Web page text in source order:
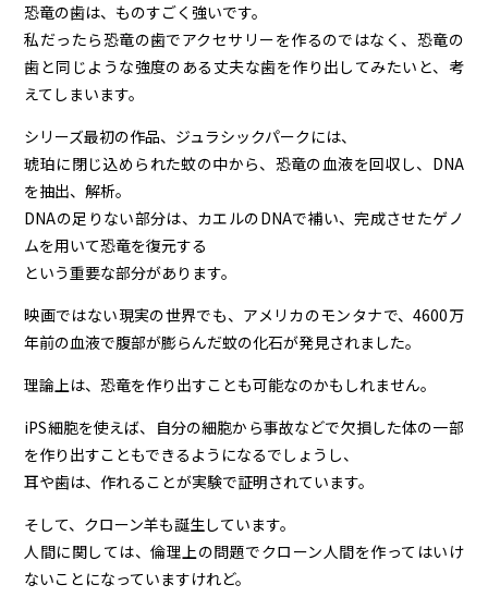
恐竜の歯は、ものすごく強いです。
私だったら恐竜の歯でアクセサリーを作るのではなく、恐竜の
歯と同じような強度のある丈夫な歯を作り出してみたいと、考
えてしまいます。
シリーズ最初の作品、ジュラシックパークには、
琥珀に閉じ込められた蚊の中から、恐竜の血液を回収し、DNA
を抽出、解析。
DNAの足りない部分は、カエルのDNAで補い、完成させたゲノ
ムを用いて恐竜を復元する
という重要な部分があります。
映画ではない現実の世界でも、アメリカのモンタナで、4600万
年前の血液で腹部が膨らんだ蚊の化石が発見されました。
理論上は、恐竜を作り出すことも可能なのかもしれません。
iPS細胞を使えば、自分の細胞から事故などで欠損した体の一部
を作り出すこともできるようになるでしょうし、
耳や歯は、作れることが実験で証明されています。
そして、クローン羊も誕生しています。
人間に関しては、倫理上の問題でクローン人間を作ってはいけ
ないことになっていますけれど。